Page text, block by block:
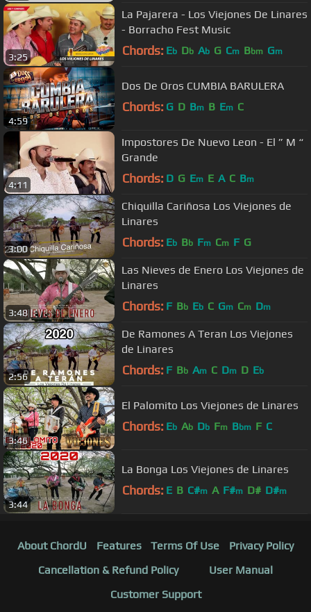
3:25
La Pajarera - Los Viejones De Linares
- Borracho Fest Music
Chords: Eb Db Ab G Cm Bbm Gm
4:59
Dos De Oros CUMBIA BARULERA
Chords: G D Bm B Em C
4:11
Impostores De Nuevo Leon - El ” M “
Grande
Chords: D G Em E A C Bm
3:00
Chiquilla Cariñosa Los Viejones de
Linares
Chords: Eb Bb Fm Cm F G
3:48
Las Nieves de Enero Los Viejones de
Linares
Chords: F Bb Eb C Gm Cm Dm
2:56
De Ramones A Teran Los Viejones
de Linares
Chords: F Bb Am C Dm D Eb
3:46
El Palomito Los Viejones de Linares
Chords: Eb Ab Db Fm Bbm F C
3:44
La Bonga Los Viejones de Linares
Chords: E B C#m A F#m D# D#m
About ChordU Features Terms Of Use
Privacy Policy
Cancellation & Refund Policy
User Manual
Customer Support